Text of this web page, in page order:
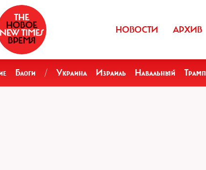
НОВОСТИ АРХИВ
Блоги / Украина Израиль Навальный Трамп